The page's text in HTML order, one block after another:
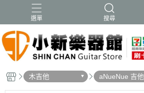
選單 搜尋
木吉他 aNueNue 吉他